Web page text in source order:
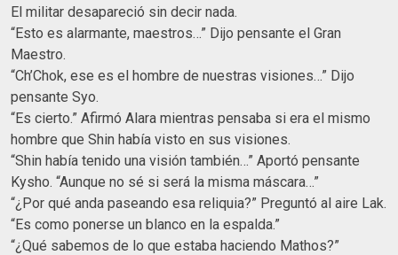
El militar desapareció sin decir nada.
“Esto es alarmante, maestros…” Dijo pensante el Gran
Maestro.
“Ch’Chok, ese es el hombre de nuestras visiones…” Dijo
pensante Syo.
“Es cierto.” Afirmó Alara mientras pensaba si era el mismo
hombre que Shin había visto en sus visiones.
“Shin había tenido una visión también…” Aportó pensante
Kysho. “Aunque no sé si será la misma máscara…”
“¿Por qué anda paseando esa reliquia?” Preguntó al aire Lak.
“Es como ponerse un blanco en la espalda.”
“¿Qué sabemos de lo que estaba haciendo Mathos?”